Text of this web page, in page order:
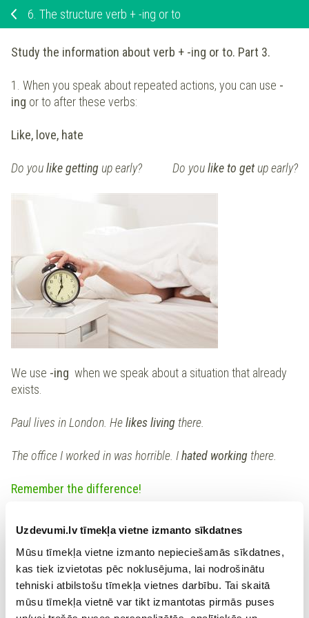
Uzdevumi.lv tīmekļa vietne izmanto sīkdatnes
Mūsu tīmekļa vietne izmanto nepieciešamās sīkdatnes,
kas tiek izvietotas pēc noklusējuma, lai nodrošinātu
tehniski atbilstošu tīmekļa vietnes darbību. Tai skaitā
mūsu tīmekļa vietnē var tikt izmantotas pirmās puses
6. The structure verb + -ing or to
Study the information about verb + -ing or to. Part 3.
1. When you speak about repeated actions, you can use -
ing or to after these verbs:
Like, love, hate
Do youlike getting up early? Do youlike to getup early?
We use -ing when we speak about a situation that already
exists.
Paul lives in London. Helikes living there.
The office I worked in was horrible. Ihated working there.
Remember the difference!
I like cleaningmy room.